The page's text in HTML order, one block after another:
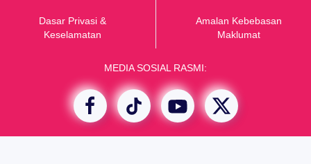
Dasar Privasi &
Keselamatan
Amalan Kebebasan
Maklumat
MEDIA SOSIAL RASMI: